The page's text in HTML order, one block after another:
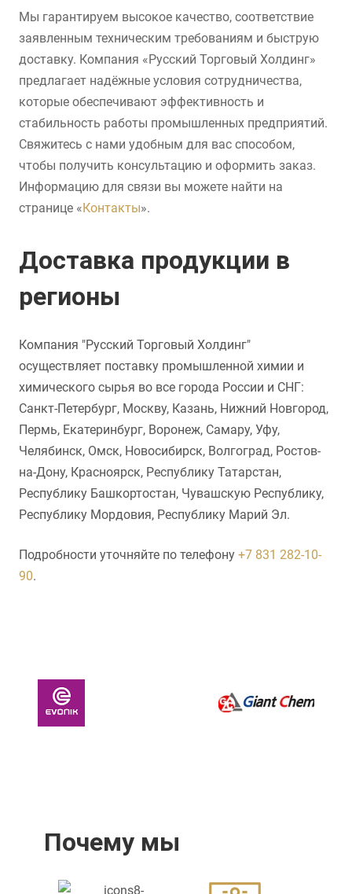
Мы гарантируем высокое качество, соответствие
заявленным техническим требованиям и быструю
доставку. Компания «Русский Торговый Холдинг»
предлагает надёжные условия сотрудничества,
которые обеспечивают эффективность и
стабильность работы промышленных предприятий.
Свяжитесь с нами удобным для вас способом,
чтобы получить консультацию и оформить заказ.
Информацию для связи вы можете найти на
странице «Контакты».
Доставка продукции в
регионы
Компания "Русский Торговый Холдинг"
осуществляет поставку промышленной химии и
химического сырья во все города России и СНГ:
Санкт-Петербург, Москву, Казань, Нижний Новгород,
Пермь, Екатеринбург, Воронеж, Самару, Уфу,
Челябинск, Омск, Новосибирск, Волгоград, Ростов-
на-Дону, Красноярск, Республику Татарстан,
Республику Башкортостан, Чувашскую Республику,
Республику Мордовия, Республику Марий Эл.
Подробности уточняйте по телефону +7 831 282-10-
90.
Почему мы